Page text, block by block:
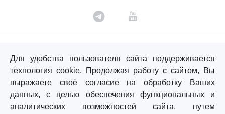
Все права защищены.
Политика обработки персональных данных
Согласие на обработку персональных данных
Для удобства пользователя сайта поддерживается
технология cookie. Продолжая работу с сайтом, Вы
выражаете своё согласие на обработку Ваших
данных, с целью обеспечения функциональных и
аналитических возможностей сайта, путем